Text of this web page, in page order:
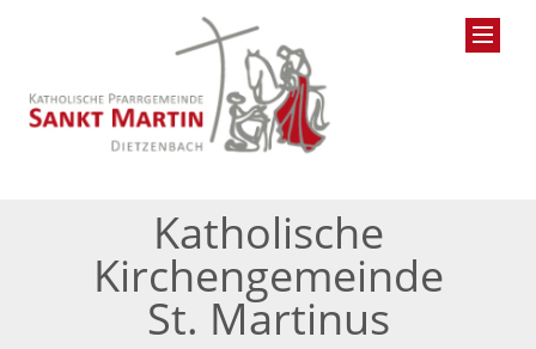
Katholische
Kirchengemeinde
St. Martinus